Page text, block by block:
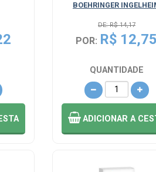
BOEHRINGER
DE: R$ 14,17
POR: R$ 12,75
QUANTIDADE
ADICIONARA